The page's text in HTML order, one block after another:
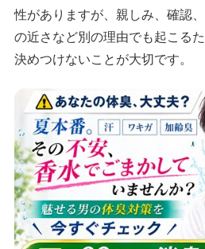
性がありますが、親しみ、確認
の近さなど別の理由でも起こる
決めつけないことが大切です。